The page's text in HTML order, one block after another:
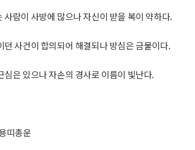
사람이 사방에 많으나 자신이 받을 복이 약하다.
던 사건이 합의되어 해결되나 방심은 금물이다.
심은 있으나 자손의 경사로 이름이 빛난다.
띠총운